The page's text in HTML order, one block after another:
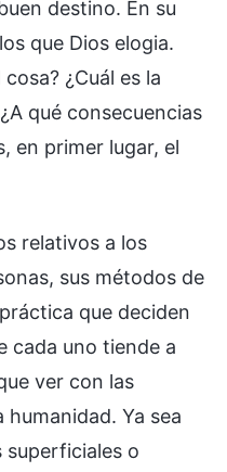
destino. En su
que Dios elogia.
¿Cuál es la
qué consecuencias
en primer lugar, el
relativos a los
sus métodos de
que deciden
cada uno tiende a
ver con las
humanidad. Ya sea
superficiales o